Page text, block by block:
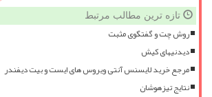
تازه ترین مطالب مرتبط
روش چت و گفتگوی مثبت
دیدنیهای كیش
مرجع خرید لایسنس آنتی ویروس های ایست و بیت دیفندر
نتایج تیزهوشان